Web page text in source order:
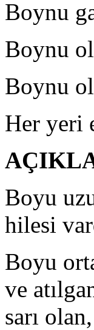
Boynu
Boynu
Boynu
Her
Boyu
hilesi
Boyu
ve
sarı